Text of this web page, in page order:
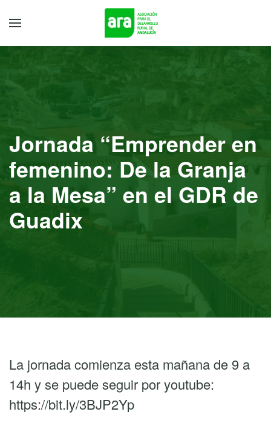
Jornada “Emprender en
femenino: De la Granja
a la Mesa” en el GDR de
Guadix
La jornada comienza esta mañana de 9 a
14h y se puede seguir por youtube:
https://bit.ly/3BJP2Yp